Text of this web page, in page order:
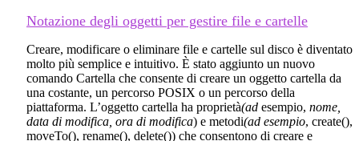
Notazione degli oggetti per gestire file e cartelle
Creare, modificare o eliminare file e cartelle sul disco è diventato
molto più semplice e intuitivo. È stato aggiunto un nuovo
comando Cartella che consente di creare un oggetto cartella da
una costante, un percorso POSIX o un percorso della
piattaforma. L’oggetto cartella ha proprietà(ad esempio, nome
data di modifica ora di modifica) e metodi(ad esempio, create(),
moveTo(), rename(), delete()) che consentono di creare e